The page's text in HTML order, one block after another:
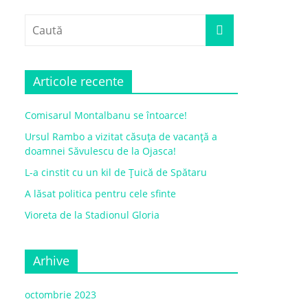
Articole recente
Comisarul Montalbanu se întoarce!
Ursul Rambo a vizitat căsuța de vacanță a
doamnei Săvulescu de la Ojasca!
L-a cinstit cu un kil de Țuică de Spătaru
A lăsat politica pentru cele sfinte
Vioreta de la Stadionul Gloria
Arhive
octombrie 2023